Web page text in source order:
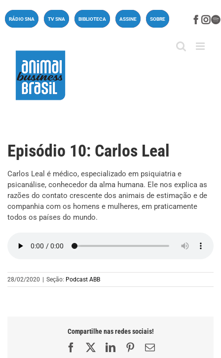
paraRÁDIO SNA TV SNA BIBLIOTECA ASSINE SOBRE
Episódio 10: Carlos Leal
Carlos Leal é médico, especializado em psiquiatria e
psicanálise, conhecedor da alma humana. Ele nos explica as
razões do contato crescente dos animais de estimação e de
companhia com os homens e mulheres, em praticamente
todos os países do mundo.
28/02/2020 Seção: Podcast ABB
Compartilhe nas redes sociais!
FacebookLinkedInPinterest
E-